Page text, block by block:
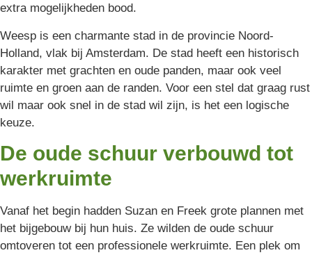
extra mogelijkheden bood.
Weesp is een charmante stad in de provincie Noord-
Holland, vlak bij Amsterdam. De stad heeft een historisch
karakter met grachten en oude panden, maar ook veel
ruimte en groen aan de randen. Voor een stel dat graag rust
wil maar ook snel in de stad wil zijn, is het een logische
keuze.
De oude schuur verbouwd tot
werkruimte
Vanaf het begin hadden Suzan en Freek grote plannen met
het bijgebouw bij hun huis. Ze wilden de oude schuur
omtoveren tot een professionele werkruimte. Een plek om